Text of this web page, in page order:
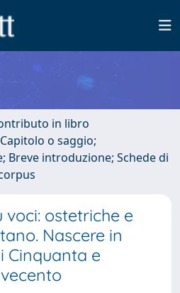
in libro
o saggio;
Breve introduzione; Schede di
ostetriche e
Nascere in
Cinquanta e